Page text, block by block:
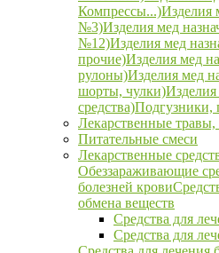
Компрессы...)Изделия
№3)Изделия мед
№12)Изделия мед
прочие)Изделия мед
рулоны)Изделия мед
шорты, чулки)
средства)Подгузники,
Лекарственные
Питательные смеси
Лекарственные
Обеззараживающие
болезней крови
обмена веществ
Средства для
Средства для